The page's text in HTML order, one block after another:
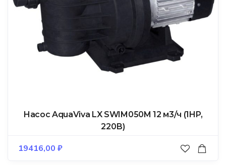
Насос AquaViva LX SWIM050M 12 м3/ч (1HP,
220В)
19416,00 ₽